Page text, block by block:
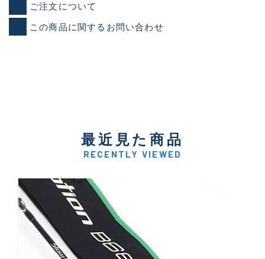
ご注文について
この商品に関するお問い合わせ
最近見た商品
RECENTLY VIEWED